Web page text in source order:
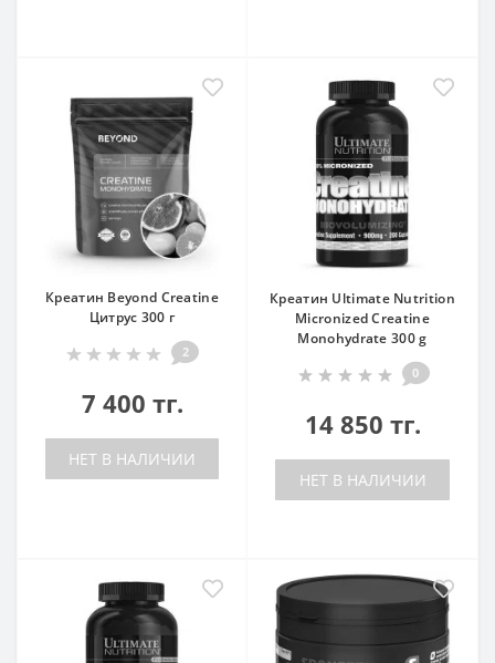
Креатин Beyond Creatine
Цитрус 300 г
2
7 400 тг.
НЕТ В НАЛИЧИИ
Креатин Ultimate Nutrition
Micronized Creatine
Monohydrate 300 g
0
14 850 тг.
НЕТ В НАЛИЧИИ